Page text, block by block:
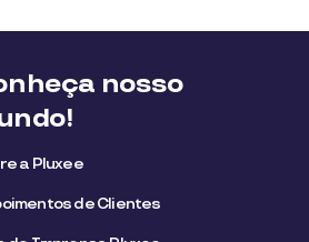
nosso
a Pluxee
de Clientes